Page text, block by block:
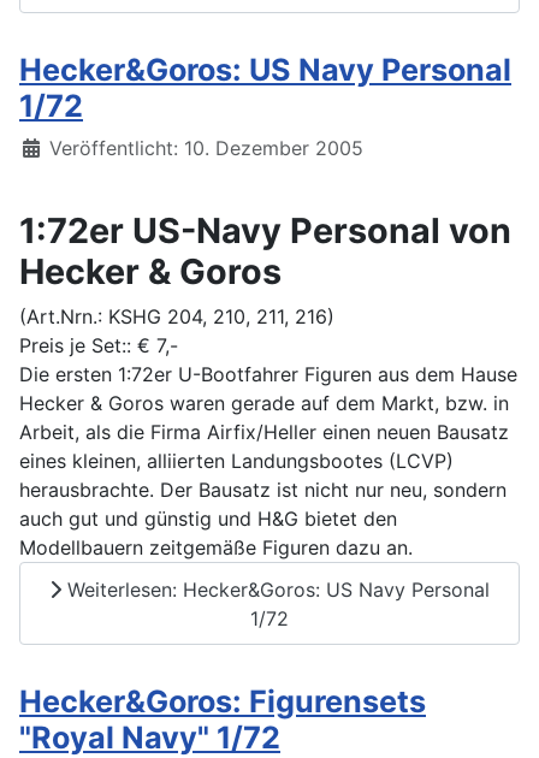
Hecker&Goros: US Navy Personal
1/72
Details
Veröffentlicht: 10. Dezember 2005
1:72er US-Navy Personal von
Hecker & Goros
(Art.Nrn.: KSHG 204, 210, 211, 216)
Preis je Set:: € 7,-
Die ersten 1:72er U-Bootfahrer Figuren aus dem Hause
Hecker & Goros waren gerade auf dem Markt, bzw. in
Arbeit, als die Firma Airfix/Heller einen neuen Bausatz
eines kleinen, alliierten Landungsbootes (LCVP)
herausbrachte. Der Bausatz ist nicht nur neu, sondern
auch gut und günstig und H&G bietet den
Modellbauern zeitgemäße Figuren dazu an.
Weiterlesen: Hecker&Goros: US Navy Personal
1/72
Hecker&Goros: Figurensets
"Royal Navy" 1/72